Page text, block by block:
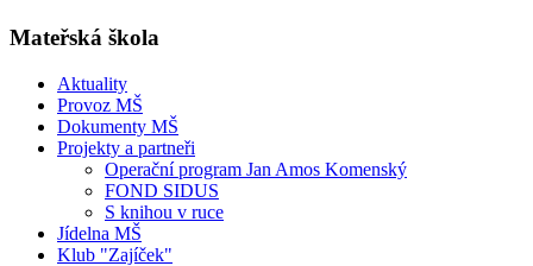
Mateřská škola
Aktuality
Provoz MŠ
Dokumenty MŠ
Projekty a partneři
Operační program Jan Amos Komenský
FOND SIDUS
S knihou v ruce
Jídelna MŠ
Klub "Zajíček"